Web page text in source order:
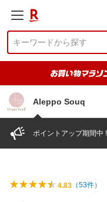
Aleppo Souq
ポイントアップ期間中
4.83 （53件）